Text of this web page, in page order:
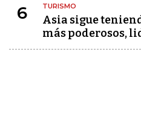
6 TURISMO
Asia sigue
más poderosos,